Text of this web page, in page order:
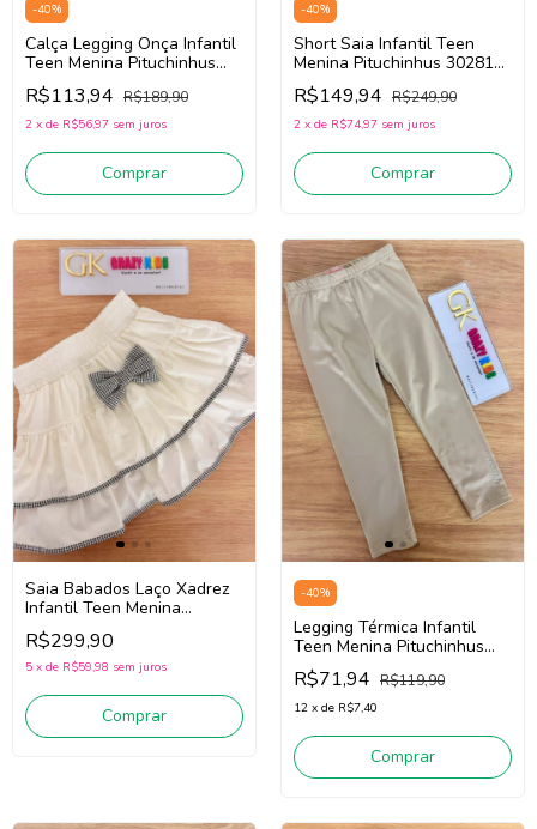
-40%
Calça Legging Onça Infantil
Teen Menina Pituchinhus
30235 (Bege/Preto)
R$113,94 R$189,90
2 x de R$56,97 sem juros
Comprar
-40%
Short Saia Infantil Teen
Menina Pituchinhus 30281
(Bege Escuro)
R$149,94 R$249,90
2 x de R$74,97 sem juros
Comprar
Saia Babados Laço Xadrez
Infantil Teen Menina
Pituchinhus 30715 (Off
White)
R$299,90
5 x de R$59,98 sem juros
Comprar
-40%
Legging Térmica Infantil
Teen Menina Pituchinhus
28632 (Bege Claro)
R$71,94 R$119,90
12 x de R$7,40
Comprar